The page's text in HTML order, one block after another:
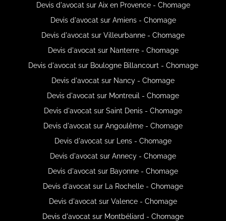
Devis d'avocat sur Aix en Provence - Chomage
Devis d'avocat sur Amiens - Chomage
Devis d'avocat sur Villeurbanne - Chomage
Devis d'avocat sur Nanterre - Chomage
Devis d'avocat sur Boulogne Billancourt - Chomage
Devis d'avocat sur Nancy - Chomage
Devis d'avocat sur Montreuil - Chomage
Devis d'avocat sur Saint Denis - Chomage
Devis d'avocat sur Angoulême - Chomage
Devis d'avocat sur Lens - Chomage
Devis d'avocat sur Annecy - Chomage
Devis d'avocat sur Bayonne - Chomage
Devis d'avocat sur La Rochelle - Chomage
Devis d'avocat sur Valence - Chomage
Devis d'avocat sur Montbéliard - Chomage